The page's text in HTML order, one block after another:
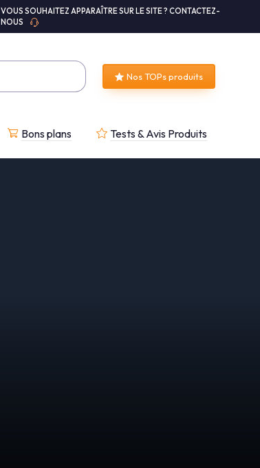
VOUS SOUHAITEZ APPARAÎTRE SUR LE SITE ? CONTACTEZ-
NOUS
Nos TOPs produits
Bons plans Tests & Avis Produits